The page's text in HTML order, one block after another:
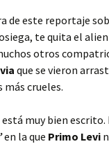
de este reportaje
te quita el
otros
que se vieron
más crueles.
está muy bien
en la que Primo Levi